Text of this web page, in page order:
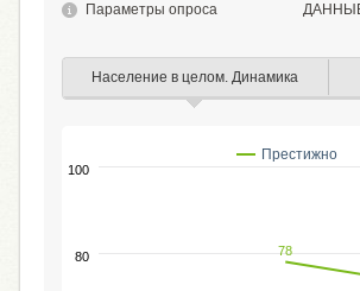
Параметры опроса
Население в целом. Динамика
78
Престижно
80
100